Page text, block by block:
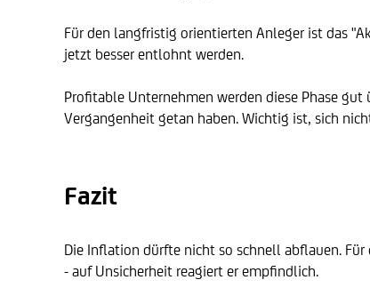
Für den langfristig orientierten Anleger ist das
jetzt besser entlohnt werden.
Profitable Unternehmen werden diese Phase
Vergangenheit getan haben. Wichtig ist, sich
Fazit
Die Inflation dürfte nicht so schnell abflauen.
- auf Unsicherheit reagiert er empfindlich.